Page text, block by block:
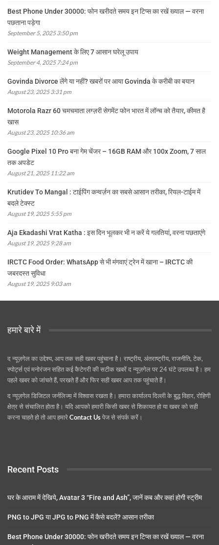
Best Phone Under 30000: फोन खरीदते समय इन टिप्स का रखें ख्याल — वरना
पछताना पड़ेगा
September 5, 2025 3:50 pm
Weight Management के लिए 7 आसान घरेलू उपाय
September 4, 2025 7:24 pm
Govinda Divorce लेंगे या नहीं? खबरों पर आया Govinda के करीबी का बयान
August 23, 2025 3:31 pm
Motorola Razr 60 चमचमाता लग्ज़री सेगमेंट फोन भारत में लॉन्च को तैयार, कीमत है
खास
August 23, 2025 10:36 am
Google Pixel 10 Pro बना गेम चेंजर – 16GB RAM और 100x Zoom, 7 साल
तक अपडेट
August 21, 2025 11:22 am
Krutidev To Mangal : टाईपिंग कन्वर्ज़न का सबसे आसान तरीका, रियल-टाईम में
बदले टेक्स्ट
August 19, 2025 5:55 pm
Aja Ekadashi Vrat Katha : इस दिन भूलकर भी न करें ये गलतियां, वरना पछताएंगे
August 19, 2025 9:28 am
IRCTC Food Order: WhatsApp से भी मंगवाएं ट्रेन में खाना – IRCTC की
जबरदस्त सुविधा
August 19, 2025 9:03 am
हमारे बारे में
द न्यूज़गेल का उद्देश्य, आप तक सही खबर पहुंचाना है। राष्ट्रीय, अंतराष्ट्रीय, राजनीति, टेक,
स्पोर्ट्स एवं मनोरंजन सहित कई कैटेगरी की सटीक खबरें द न्यूज़गेल पर 24 घंटे उपलब्ध है। हम
पहले खबर को जांचते हैं, परखते हैं और फिर सही खबर आप तक पहुंचाते हैं।
द न्यूज़गेल डिजिटल जर्नलिज्म़ में विश्वास रखता है। हमारा कार्यालय दिल्ली के बुद्ध विहार, रोहिणी
क्षेत्र से संचालित होता है। यदि आपको हमारी किसी खबर से शिकायत हो या खबर को सही
करना चाहते हो तो आप हमारेContact Usपेज से संपर्क करें।
Recent Posts
घर के आराम में देखिये, Avatar 3 “Fire and Ash”, जानें कब और कहां होगी स्ट्रीम
PNG to JPG या JPG to PNG में कैसे बदलें? आसान तरीका
Best Phone Under 30000: फोन खरीदते समय इन टिप्स का रखें ख्याल — वरना